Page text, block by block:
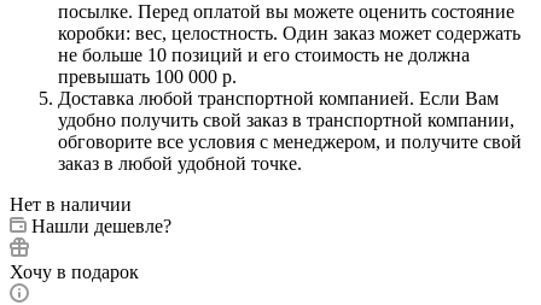
посылке. Перед оплатой вы можете оценить состояние
коробки: вес, целостность. Один заказ может содержать
не больше 10 позиций и его стоимость не должна
превышать 100 000 р.
Доставка любой транспортной компанией. Если Вам
удобно получить свой заказ в транспортной компании,
обговорите все условия с менеджером, и получите свой
заказ в любой удобной точке.
Нет в наличии
Нашли дешевле?
Хочу в подарок